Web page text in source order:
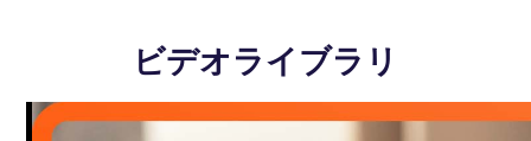
ビデオライブラリ